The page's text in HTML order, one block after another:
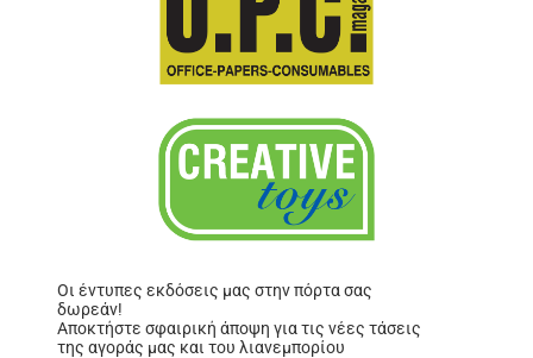
Οι έντυπες εκδόσεις μας στην πόρτα σας
δωρεάν!
Αποκτήστε σφαιρική άποψη για τις νέες τάσεις
της αγοράς μας και του λιανεμπορίου